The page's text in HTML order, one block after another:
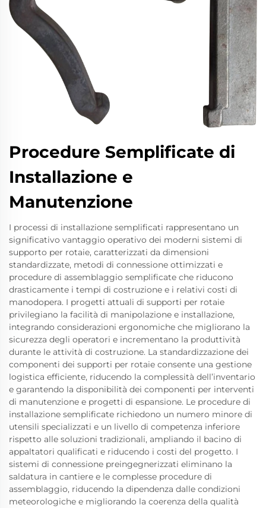
Procedure Semplificate di
Installazione e
Manutenzione
I processi di installazione semplificati rappresentano un
significativo vantaggio operativo dei moderni sistemi di
supporto per rotaie, caratterizzati da dimensioni
standardizzate, metodi di connessione ottimizzati e
procedure di assemblaggio semplificate che riducono
drasticamente i tempi di costruzione e i relativi costi di
manodopera. I progetti attuali di supporti per rotaie
privilegiano la facilità di manipolazione e installazione,
integrando considerazioni ergonomiche che migliorano la
sicurezza degli operatori e incrementano la produttività
durante le attività di costruzione. La standardizzazione dei
componenti dei supporti per rotaie consente una gestione
logistica efficiente, riducendo la complessità dell’inventario
e garantendo la disponibilità dei componenti per interventi
di manutenzione e progetti di espansione. Le procedure di
installazione semplificate richiedono un numero minore di
utensili specializzati e un livello di competenza inferiore
rispetto alle soluzioni tradizionali, ampliando il bacino di
appaltatori qualificati e riducendo i costi del progetto. I
sistemi di connessione preingegnerizzati eliminano la
saldatura in cantiere e le complesse procedure di
assemblaggio, riducendo la dipendenza dalle condizioni
meteorologiche e migliorando la coerenza della qualità